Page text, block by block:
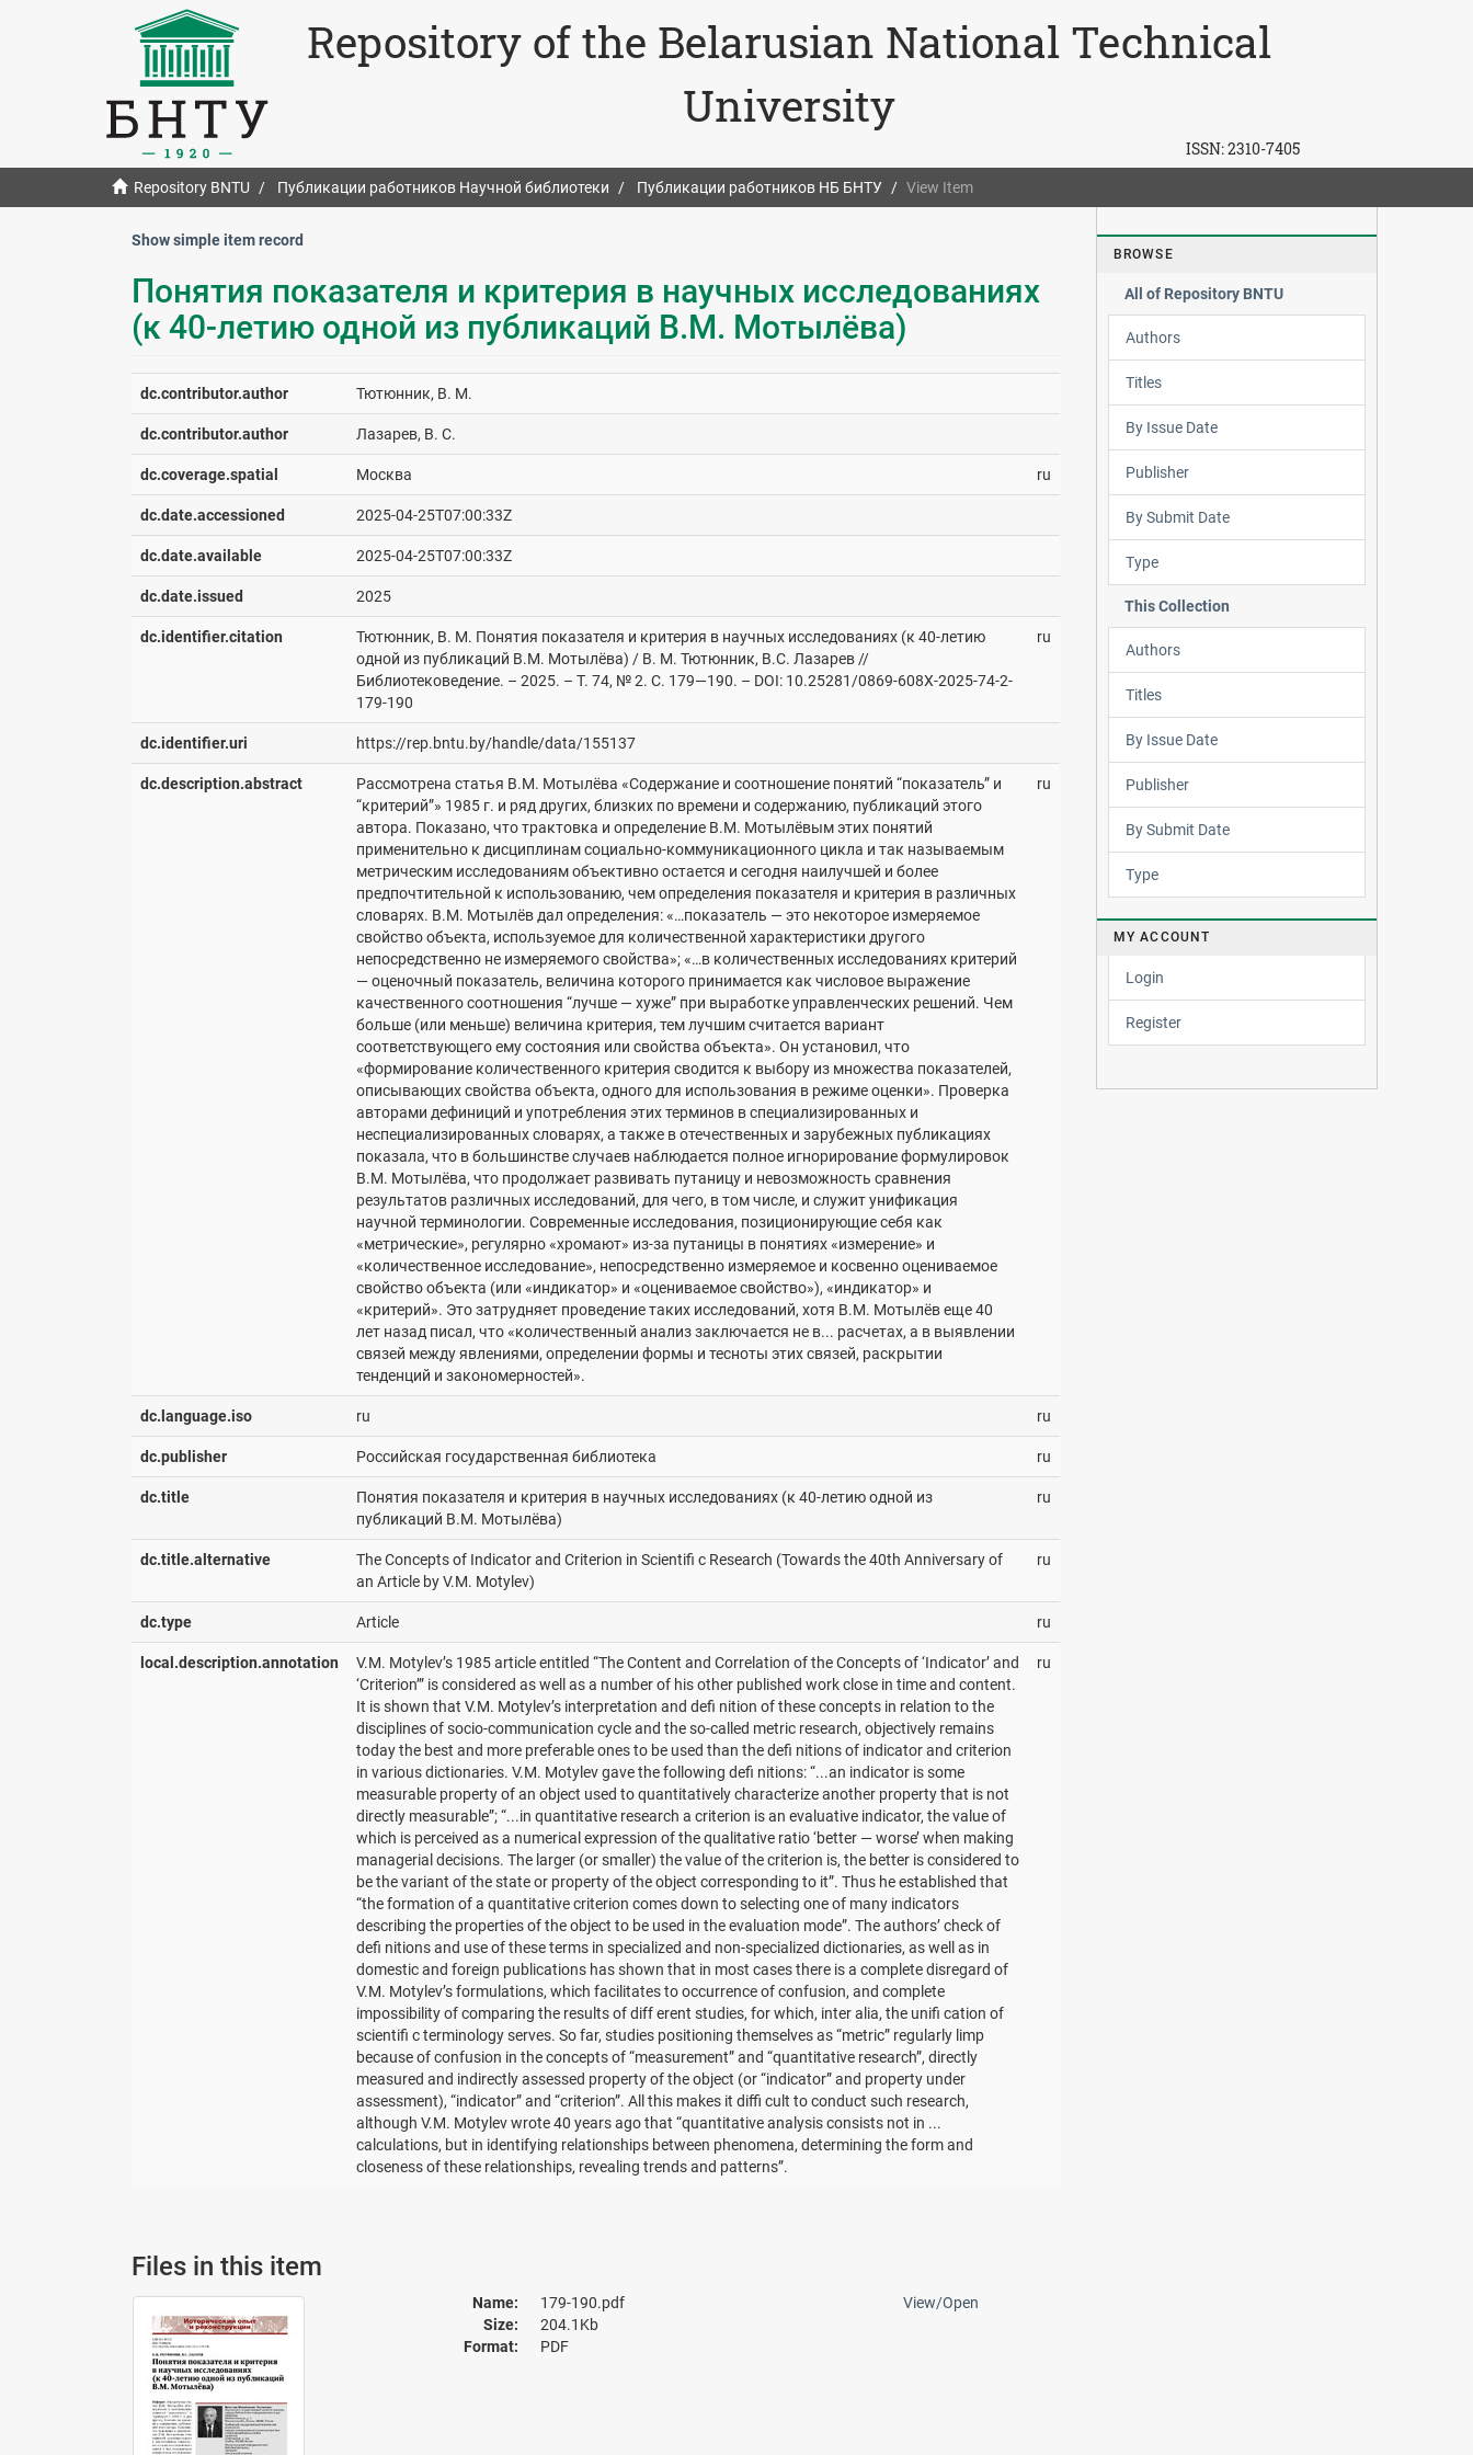
Repository of the Belarusian National Technical
University
ISSN:2310-7405
Repository BNTU Публикации работников Научной библиотеки Публикации работников НБ БНТУ View Item
Show simple item record
Понятия показателя и критерия в научных исследованиях
(к 40-летию одной из публикаций В.М. Мотылёва)
dc.contributor.author Тютюнник, В. М.
dc.contributor.author Лазарев, В. С.
dc.coverage.spatial Москва ru
dc.date.accessioned 2025-04-25T07:00:33Z
dc.date.available 2025-04-25T07:00:33Z
dc.date.issued 2025
dc.identifier.citation
Тютюнник, В. М. Понятия показателя и критерия в научных исследованиях (к 40-летию
одной из публикаций В.М. Мотылёва) / В. М. Тютюнник, В.С. Лазарев //
Библиотековедение. – 2025. – Т. 74, № 2. С. 179—190. – DOI: 10.25281/0869-608X-2025-74-2-
179-190
ru
dc.identifier.uri https://rep.bntu.by/handle/data/155137
dc.description.abstract
Рассмотрена статья В.М. Мотылёва «Содержание и соотношение понятий “показатель” и
“критерий”» 1985 г. и ряд других, близких по времени и содержанию, публикаций этого
автора. Показано, что трактовка и определение В.М. Мотылёвым этих понятий
применительно к дисциплинам социально-коммуникационного цикла и так называемым
метрическим исследованиям объективно остается и сегодня наилучшей и более
предпочтительной к использованию, чем определения показателя и критерия в различных
словарях. В.М. Мотылёв дал определения: «…показатель — это некоторое измеряемое
свойство объекта, используемое для количественной характеристики другого
непосредственно не измеряемого свойства»; «…в количественных исследованиях критерий
— оценочный показатель, величина которого принимается как числовое выражение
качественного соотношения “лучше — хуже” при выработке управленческих решений. Чем
больше (или меньше) величина критерия, тем лучшим считается вариант
соответствующего ему состояния или свойства объекта». Он установил, что
«формирование количественного критерия сводится к выбору из множества показателей,
описывающих свойства объекта, одного для использования в режиме оценки». Проверка
авторами дефиниций и употребления этих терминов в специализированных и
неспециализированных словарях, а также в отечественных и зарубежных публикациях
показала, что в большинстве случаев наблюдается полное игнорирование формулировок
В.М. Мотылёва, что продолжает развивать путаницу и невозможность сравнения
результатов различных исследований, для чего, в том числе, и служит унификация
научной терминологии. Современные исследования, позиционирующие себя как
«метрические», регулярно «хромают» из-за путаницы в понятиях «измерение» и
«количественное исследование», непосредственно измеряемое и косвенно оцениваемое
свойство объекта (или «индикатор» и «оцениваемое свойство»), «индикатор» и
«критерий». Это затрудняет проведение таких исследований, хотя В.М. Мотылёв еще 40
лет назад писал, что «количественный анализ заключается не в... расчетах, а в выявлении
связей между явлениями, определении формы и тесноты этих связей, раскрытии
тенденций и закономерностей».
ru
dc.language.iso ru ru
dc.publisher Российская государственная библиотека ru
dc.title
Понятия показателя и критерия в научных исследованиях (к 40-летию одной из
публикаций В.М. Мотылёва)
ru
dc.title.alternative
The Concepts of Indicator and Criterion in Scientifi c Research (Towards the 40th Anniversary of
an Article by V.M. Motylev)
ru
dc.type Article ru
local.description.annotation
V.M. Motylevʼs 1985 article entitled “The Content and Correlation of the Concepts of ‘Indicator’ and
‘Criterion’” is considered as well as a number of his other published work close in time and content.
It is shown that V.M. Motylevʼs interpretation and defi nition of these concepts in relation to the
disciplines of socio-communication cycle and the so-called metric research, objectively remains
today the best and more preferable ones to be used than the defi nitions of indicator and criterion
in various dictionaries. V.M. Motylev gave the following defi nitions: “...an indicator is some
measurable property of an object used to quantitatively characterize another property that is not
directly measurable”; “...in quantitative research a criterion is an evaluative indicator, the value of
which is perceived as a numerical expression of the qualitative ratio ‘better — worse’ when making
managerial decisions. The larger (or smaller) the value of the criterion is, the better is considered to
be the variant of the state or property of the object corresponding to it”. Thus he established that
“the formation of a quantitative criterion comes down to selecting one of many indicators
describing the properties of the object to be used in the evaluation mode”. The authorsʼ check of
defi nitions and use of these terms in specialized and non-specialized dictionaries, as well as in
domestic and foreign publications has shown that in most cases there is a complete disregard of
V.M. Motylevʼs formulations, which facilitates to occurrence of confusion, and complete
impossibility of comparing the results of diff erent studies, for which, inter alia, the unifi cation of
scientifi c terminology serves. So far, studies positioning themselves as “metric” regularly limp
because of confusion in the concepts of “measurement” and “quantitative research”, directly
measured and indirectly assessed property of the object (or “indicator” and property under
assessment), “indicator” and “criterion”. All this makes it diffi cult to conduct such research,
although V.M. Motylev wrote 40 years ago that “quantitative analysis consists not in ...
calculations, but in identifying relationships between phenomena, determining the form and
closeness of these relationships, revealing trends and patterns”.
ru
Files in this item
Name:
179-190.pdf
Size:
204.1Kb
Format:
PDF
View/Open
BROWSE
All of Repository BNTU
Authors
Titles
By Issue Date
Publisher
By Submit Date
Type
This Collection
Authors
Titles
By Issue Date
Publisher
By Submit Date
Type
MY ACCOUNT
Login
Register